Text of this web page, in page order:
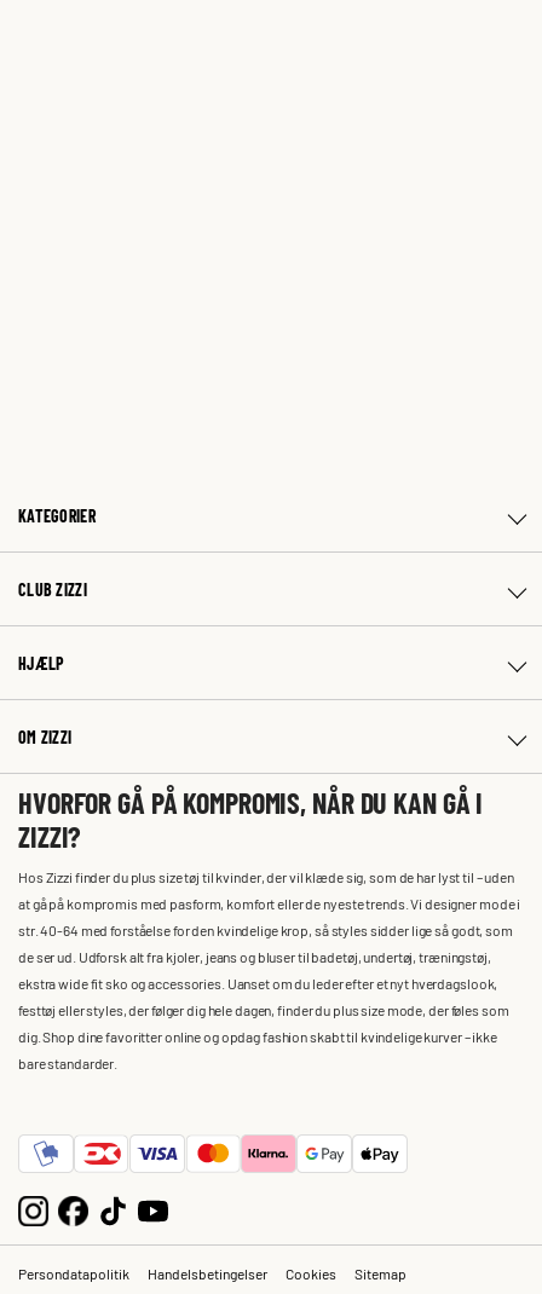
KATEGORIER
CLUB ZIZZI
HJÆLP
OM ZIZZI
HVORFOR GÅ PÅ KOMPROMIS, NÅR DU KAN GÅ I
ZIZZI?
Hos Zizzi finder du plus size tøj til kvinder, der vil klæde sig, som de har lyst til – uden
at gå på kompromis med pasform, komfort eller de nyeste trends. Vi designer mode i
str. 40-64 med forståelse for den kvindelige krop, så styles sidder lige så godt, som
de ser ud. Udforsk alt fra kjoler, jeans og bluser til badetøj, undertøj, træningstøj,
ekstra wide fit sko og accessories. Uanset om du leder efter et nyt hverdagslook,
festtøj eller styles, der følger dig hele dagen, finder du plus size mode, der føles som
dig. Shop dine favoritter online og opdag fashion skabt til kvindelige kurver – ikke
bare standarder.
Persondatapolitik Handelsbetingelser Cookies Sitemap